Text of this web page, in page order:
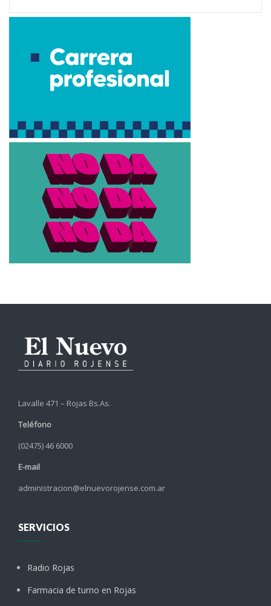
Lavalle 471 – Rojas Bs.As.
Teléfono
(02475) 46 6000
E-mail
administracion@elnuevorojense.com.ar
SERVICIOS
Radio Rojas
Farmacia de turno en Rojas